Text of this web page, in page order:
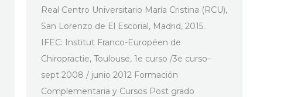
Real Centro Universitario María Cristina (RCU),
San Lorenzo de El Escorial, Madrid, 2015.
IFEC: Institut Franco-Européen de
Chiropractie, Toulouse, 1e curso /3e curso–
sept 2008 / junio 2012 Formación
Complementaria y Cursos Post grado